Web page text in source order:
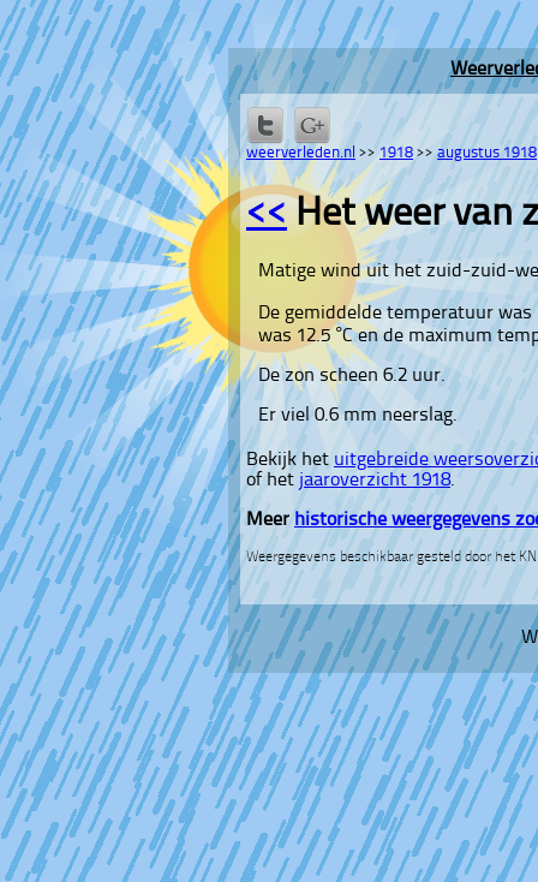
weerverleden.nl >> 1918 >> augustus 1918
<<Het weer van
Matige wind uit het zuid-zuid-
De gemiddelde temperatuur was
was 12.5 °C en de maximum
De zon scheen 6.2 uur.
Er viel 0.6 mm neerslag.
Bekijk het uitgebreide
of het jaaroverzicht 1918.
Meer historische weergegevens
Weergegevens beschikbaar gesteld door het